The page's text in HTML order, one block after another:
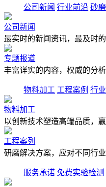
公司新闻 行业前沿 砂
公司新闻
最实时的新闻资讯，最及时
专题报道
丰富详实的内容，权威的分析
物料加工 工程案例 行
物料加工
以创新技术塑造高端品质，
工程案列
研磨解决方案，应对不同行
服务承诺 免费实验检测